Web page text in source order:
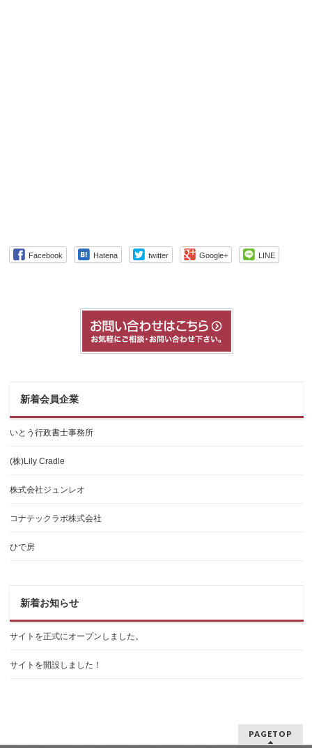
Facebook Hatena twitter Google+ LINE
新着会員企業
いとう行政書士事務所
(株)Lily Cradle
株式会社ジュンレオ
コナテックラボ株式会社
ひで房
新着お知らせ
サイトを正式にオープンしました。
サイトを開設しました！
PAGETOP